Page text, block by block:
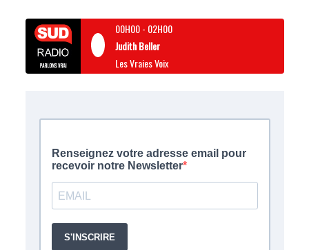
00H00- 02H00
Judith Beller
Les Vraies Voix